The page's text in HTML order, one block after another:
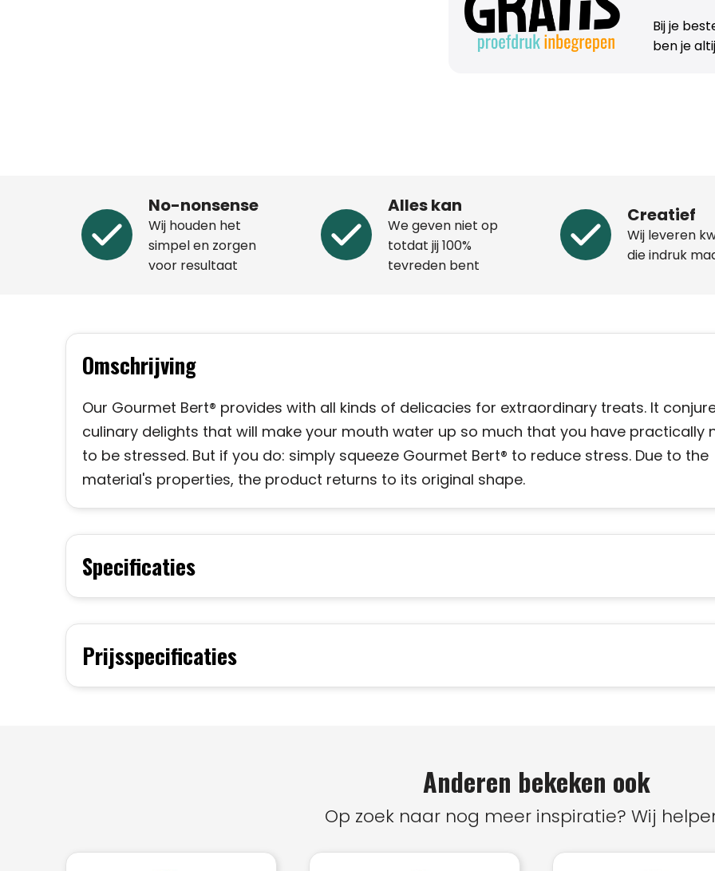
Bij je
ben je
No-nonsense
Wij houden het
simpel en zorgen
voor resultaat
Alles kan
We geven niet op
totdat jij 100%
tevreden bent
Creatief
Wij leveren
die indruk
Omschrijving
Our Gourmet Bert® provides with all kinds of delicacies for extraordinary treats. It
culinary delights that will make your mouth water up so much that you have practically
to be stressed. But if you do: simply squeeze Gourmet Bert® to reduce stress. Due to the
material's properties, the product returns to its original shape.
Specificaties
Prijsspecificaties
Anderen bekeken ook
Op zoek naar nog meer inspiratie? Wij